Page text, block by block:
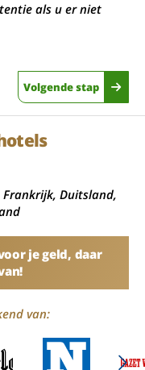
als u er niet
Volgende stap
Duitsland,
je geld, daar
van: